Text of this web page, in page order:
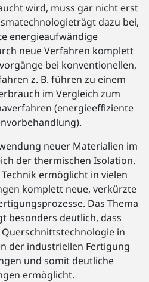
wird, muss gar nicht erst
dazu bei,
energieaufwändige
neue Verfahren komplett
bei konventionellen,
z. B. führen zu einem
im Vergleich zum
(energieeffiziente
neuer Materialien im
der thermischen Isolation.
Technik ermöglicht in vielen
komplett neue, verkürzte
Das Thema
besonders deutlich, dass
Querschnittstechnologie in
der industriellen Fertigung
und somit deutliche
ermöglicht.